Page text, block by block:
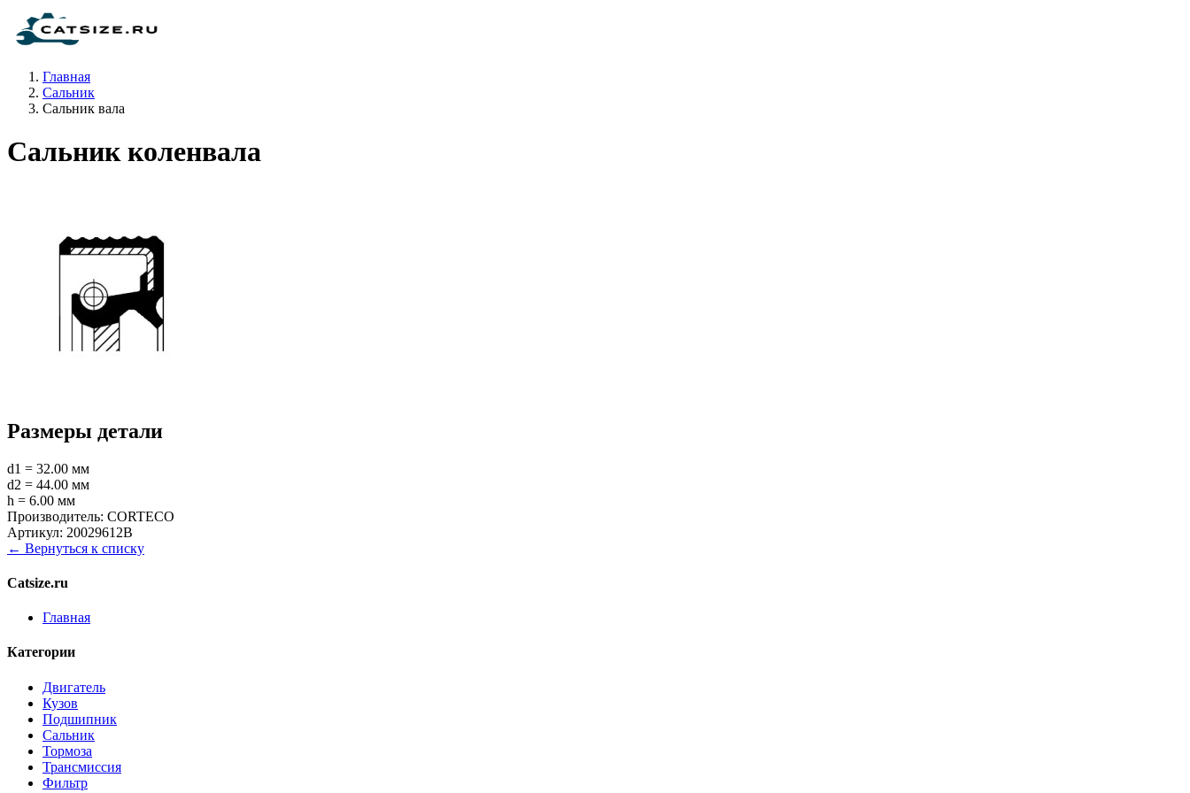
Главная
Сальник
Сальник вала
Сальник коленвала
Размеры детали
d1 = 32.00 мм
d2 = 44.00 мм
h = 6.00 мм
Производитель: CORTECO
Артикул: 20029612B
← Вернуться к списку
Catsize.ru
Главная
Категории
Двигатель
Кузов
Подшипник
Сальник
Тормоза
Трансмиссия
Фильтр